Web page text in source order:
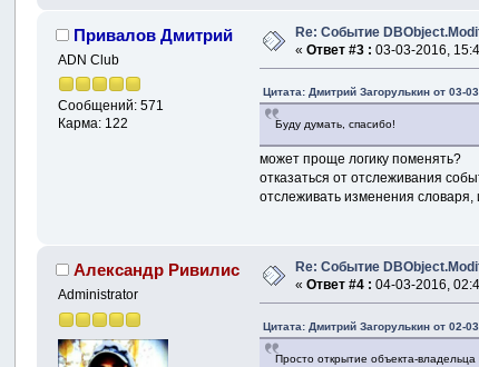
Привалов Дмитрий
ADN Club
Сообщений: 571
Карма: 122
Re: Событие
«Ответ #3 : 03-03-2016,
Цитата: Дмитрий Загорулькин от 03-
Буду думать, спасибо!
может проще логику поменять?
отказаться от отслеживания
отслеживать изменения
Александр Ривилис
Administrator
Re: Событие
«Ответ #4 : 04-03-2016,
Цитата: Дмитрий Загорулькин от 02-
Просто открытие объекта-